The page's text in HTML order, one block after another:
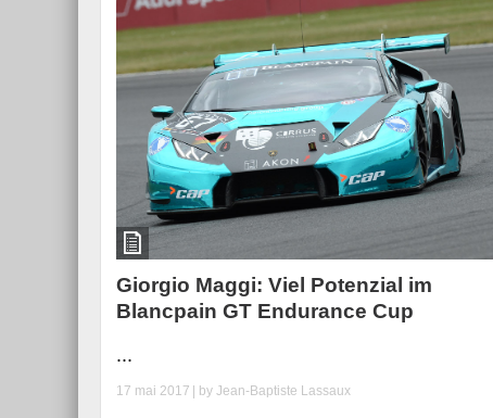
Giorgio Maggi: Viel Potenzial im
Blancpain GT Endurance Cup
...
17 mai 2017 | by Jean-Baptiste Lassaux